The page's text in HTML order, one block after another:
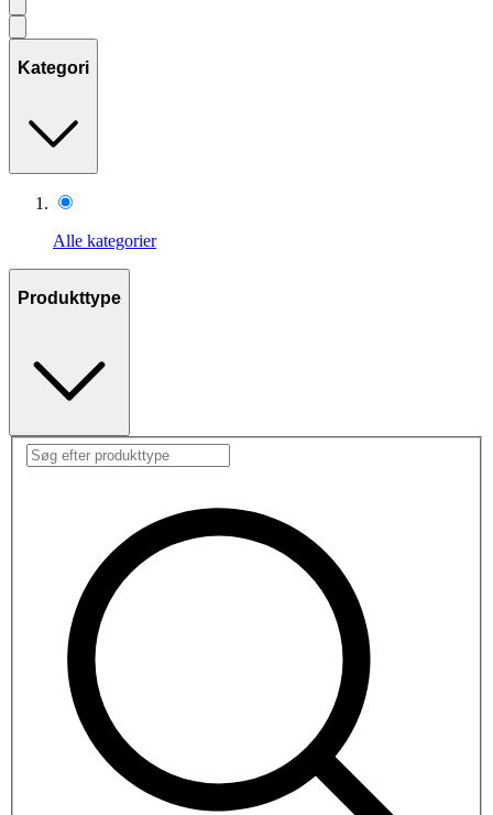
Kategori
Alle kategorier
Produkttype